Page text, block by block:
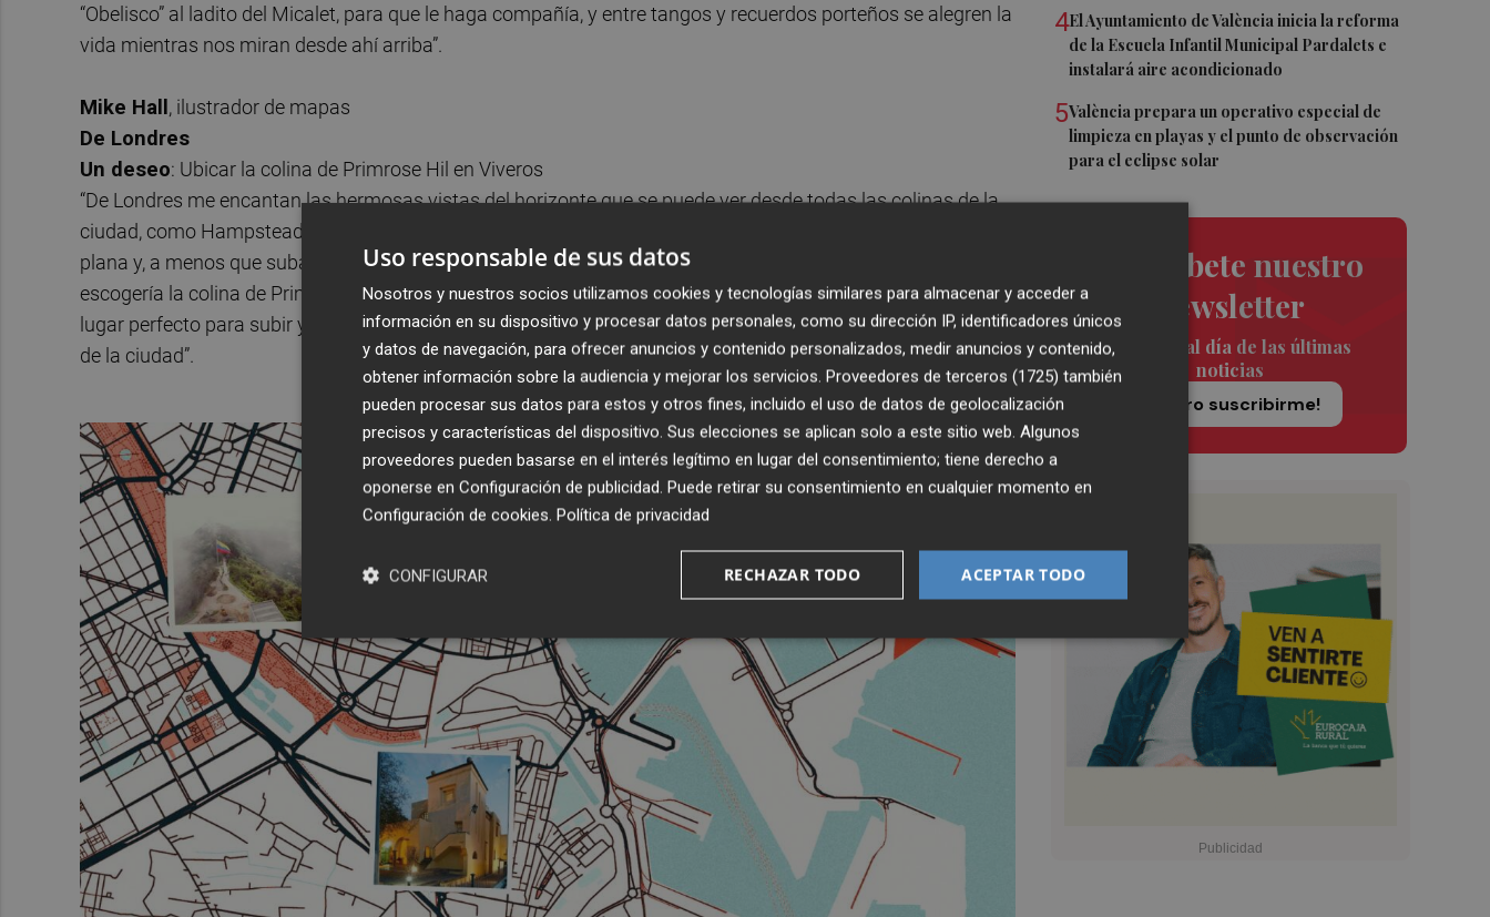
4El Ayuntamiento de València inicia la reforma
de la Escuela Infantil Municipal Pardalets e
instalará aire acondicionado
5València prepara un operativo especial de
limpieza en playas y el punto de observación
para el eclipse solar
Suscríbete nuestro
newsletter
Siempre al día de las últimas
noticias
¡Quiero suscribirme!
“Obelisco” al ladito del Micalet, para que le haga compañía, y entre tangos y recuerdos porteños se alegren la
vida mientras nos miran desde ahí arriba”.
Mike Hall, ilustrador de mapas
De Londres
Un deseo: Ubicar la colina de Primrose Hil en Viveros
“De Londres me encantan las hermosas vistas del horizonte que se puede ver desde todas las colinas de la
ciudad, como Hampstead Heath, Primrose Hill, Greenwich Park o Richmond Park. Como València es muy
plana y, a menos que subas un edificio alto, no hay muchas oportunidades de disfrutar de su horizonte,
escogería la colina de Primrose Hill y la colocaría en el centro de los Jardines de Viveros. Para mí sería un
lugar perfecto para subir y desde alli arriba, sentado en la cima poder divisar, dibujar y fotografiar las vistas
de la ciudad”.
Uso responsable de sus datos
Nosotros y nuestros socios utilizamos cookies y tecnologías similares para almacenar y acceder a
información en su dispositivo y procesar datos personales, como su dirección IP, identificadores únicos
y datos de navegación, para ofrecer anuncios y contenido personalizados, medir anuncios y contenido,
obtener información sobre la audiencia y mejorar los servicios. Proveedores de terceros (1725) también
pueden procesar sus datos para estos y otros fines, incluido el uso de datos de geolocalización
precisos y características del dispositivo. Sus elecciones se aplican solo a este sitio web. Algunos
proveedores pueden basarse en el interés legítimo en lugar del consentimiento; tiene derecho a
oponerse en Configuración de publicidad. Puede retirar su consentimiento en cualquier momento en
Configuración de cookies. Política de privacidad
ACEPTAR TODO
RECHAZAR TODO
CONFIGURAR